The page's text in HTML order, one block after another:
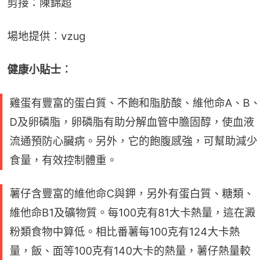
剪接：陳錦超
場地提供︰vzug
健康小貼士︰
雞蛋有豐富的蛋白質、不飽和脂肪酸、維他命A、B、
D及卵磷脂，卵磷脂有助分解血管中膽固醇，使血液
流通預防心臟病。另外，它的飽腹感強，可幫助減少
食量，有效控制體重。
薯仔含豐富的維他命C與鉀，另外有蛋白質、糖類、
維他命B1及礦物質。每100克有81大卡熱量，這在澱
粉類食物中算低。相比番薯每100克有124大卡熱
量，飯、面等100克有140大卡的熱量，薯仔熱量較